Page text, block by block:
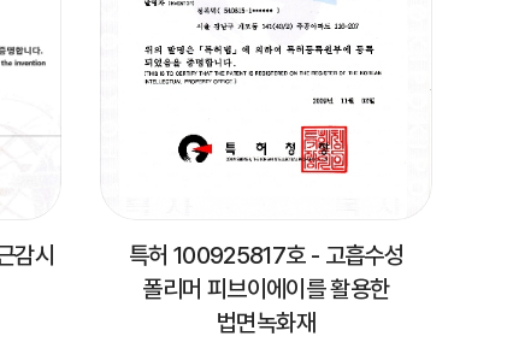
감시
특허 100925817호 - 고흡수성
폴리머 피브이에이를 활용한
법면녹화재